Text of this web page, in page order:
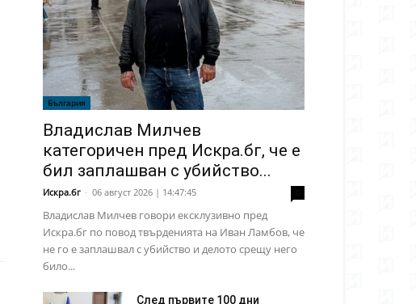
България
Владислав Милчев
категоричен пред Искра.бг, че е
бил заплашван с убийство...
Искра.бг - 06 август 2026 | 14:47:45
Владислав Милчев говори ексклузивно пред
Искра.бг по повод твърденията на Иван Ламбов, че
не го е заплашвал с убийство и делото срещу него
било...
След първите 100 дни